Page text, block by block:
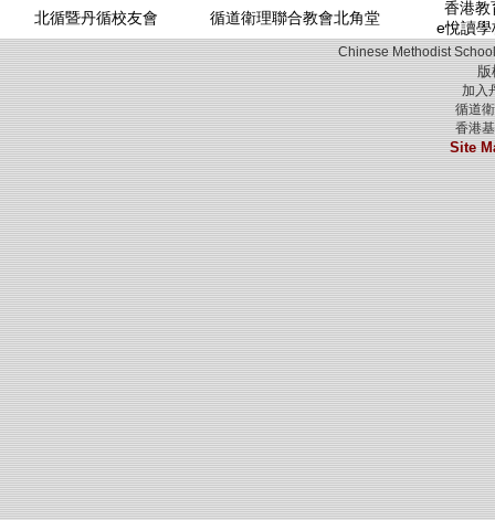
北循暨丹循校友會 循道衛理聯合教會北角堂
香港教
e悅讀學
Chinese Methodist
版
加入
循道
香港
Site